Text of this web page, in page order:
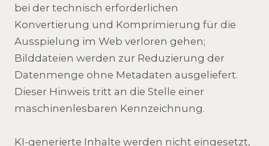
bei der technisch erforderlichen
Konvertierung und Komprimierung für die
Ausspielung im Web verloren gehen;
Bilddateien werden zur Reduzierung der
Datenmenge ohne Metadaten ausgeliefert.
Dieser Hinweis tritt an die Stelle einer
maschinenlesbaren Kennzeichnung.
KI-generierte Inhalte werden nicht eingesetzt,